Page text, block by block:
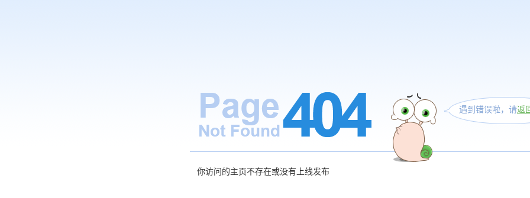
遇到错误啦，请返
你访问的主页不存在或没有上线发布